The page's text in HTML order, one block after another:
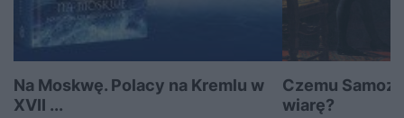
Na Moskwę. Polacy na Kremlu w
XVII ...
Czemu
wiarę?